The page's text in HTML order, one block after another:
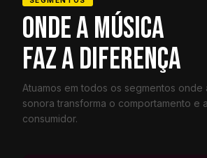
ONDE A MÚSICA
FAZ A DIFERENÇA
Atuamos em todos os segmentos onde
sonora transforma o comportamento e
consumidor.